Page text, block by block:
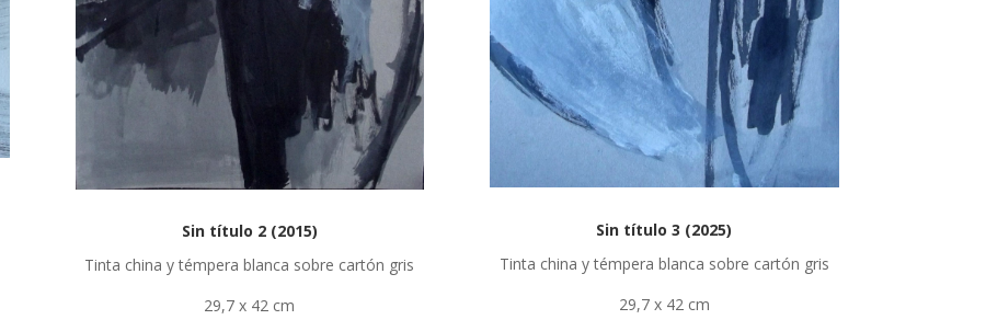
Sin título 2 (2015)
Tinta china y témpera blanca sobre cartón gris
29,7 x 42 cm
Sin título 3 (2025)
Tinta china y témpera blanca sobre cartón gris
29,7 x 42 cm